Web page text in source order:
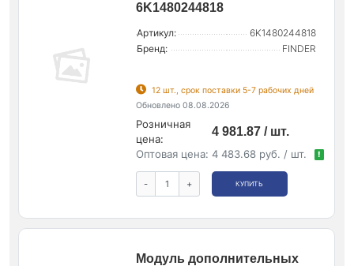
6K1480244818
Артикул:
6K1480244818
Бренд:
FINDER
12 шт., срок поставки 5-7 рабочих дней
Обновлено 08.08.2026
Розничная
цена:
4 981.87 / шт.
Оптовая цена: 4 483.68 руб. / шт. !
- + КУПИТЬ
Модуль дополнительных